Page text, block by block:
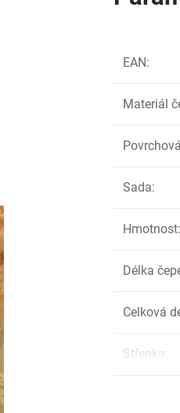
EAN:
Materiál
Sada:
Hmotnost:
Délka
Celková
Střenka: